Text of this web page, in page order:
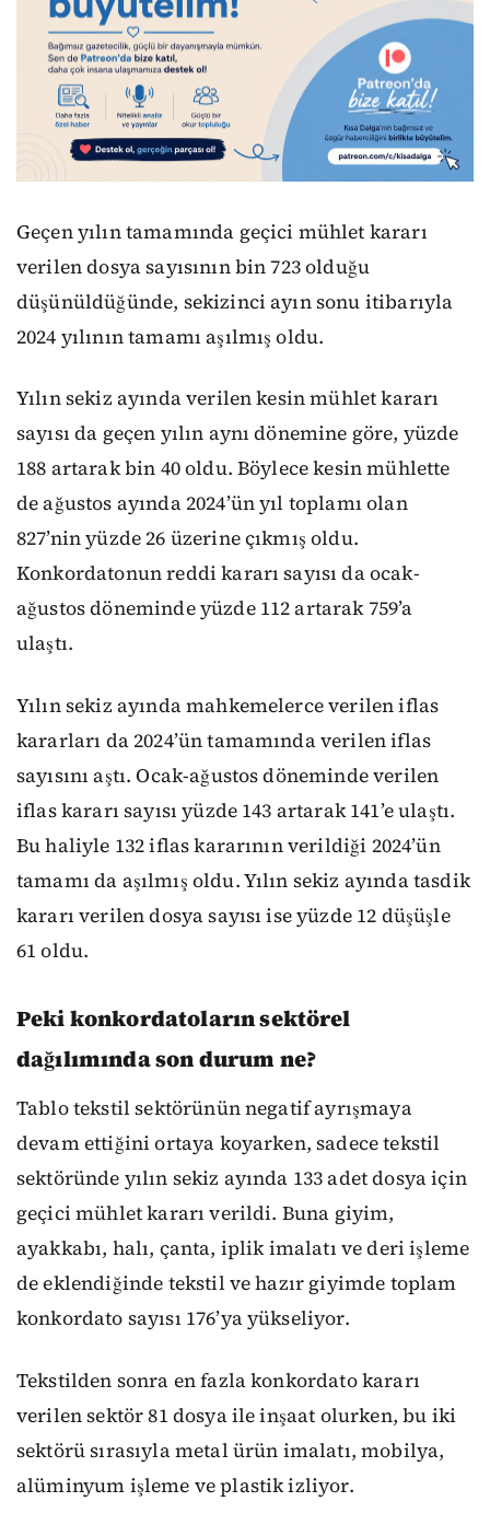
Geçen yılın tamamında geçici mühlet kararı
verilen dosya sayısının bin 723 olduğu
düşünüldüğünde, sekizinci ayın sonu itibarıyla
2024 yılının tamamı aşılmış oldu.
Yılın sekiz ayında verilen kesin mühlet kararı
sayısı da geçen yılın aynı dönemine göre, yüzde
188 artarak bin 40 oldu. Böylece kesin mühlette
de ağustos ayında 2024’ün yıl toplamı olan
827’nin yüzde 26 üzerine çıkmış oldu.
Konkordatonun reddi kararı sayısı da ocak-
ağustos döneminde yüzde 112 artarak 759’a
ulaştı.
Yılın sekiz ayında mahkemelerce verilen iflas
kararları da 2024’ün tamamında verilen iflas
sayısını aştı. Ocak-ağustos döneminde verilen
iflas kararı sayısı yüzde 143 artarak 141’e ulaştı.
Bu haliyle 132 iflas kararının verildiği 2024’ün
tamamı da aşılmış oldu. Yılın sekiz ayında tasdik
kararı verilen dosya sayısı ise yüzde 12 düşüşle
61 oldu.
Peki konkordatoların sektörel
dağılımında son durum ne?
Tablo tekstil sektörünün negatif ayrışmaya
devam ettiğini ortaya koyarken, sadece tekstil
sektöründe yılın sekiz ayında 133 adet dosya için
geçici mühlet kararı verildi. Buna giyim,
ayakkabı, halı, çanta, iplik imalatı ve deri işleme
de eklendiğinde tekstil ve hazır giyimde toplam
konkordato sayısı 176’ya yükseliyor.
Tekstilden sonra en fazla konkordato kararı
verilen sektör 81 dosya ile inşaat olurken, bu iki
sektörü sırasıyla metal ürün imalatı, mobilya,
alüminyum işleme ve plastik izliyor.